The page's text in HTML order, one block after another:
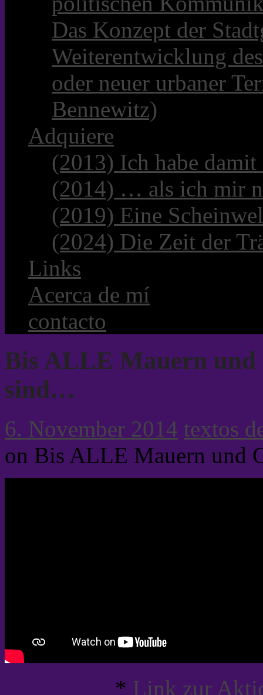
Das Konzept der
Weiterentwicklung
oder neuer urbaner
Bennewitz)
Adquiere
(2013) Ich habe
(2014) … als ich mir
(2019) Eine
(2024) Die Zeit der
Links
Acerca de mí
contacto
Bis ALLE Mauern und
sind…
6. November 2014 textos
on Bis ALLE Mauern und
* Link zur